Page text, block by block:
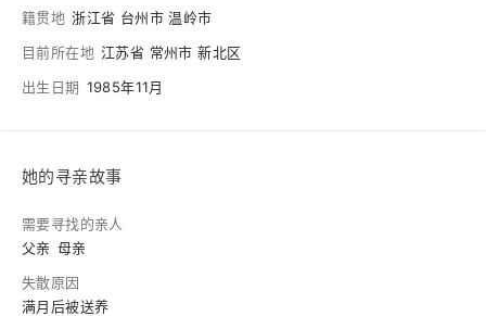
籍贯地 浙江省 台州市 温岭市
目前所在地 江苏省 常州市 新北区
出生日期 1985年11月
她的寻亲故事
需要寻找的亲人
父亲 母亲
失散原因
满月后被送养